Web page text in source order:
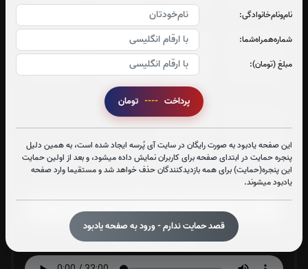
نام‌و‌نام‌خانوادگی:
شماره‌همراه‌شما:
مبلغ (تومان):
پرداخت ----
این صفحه یادبود به صورت رایگان در سایت آی پُرسه ایجاد شده است، به همین دلیل
پنجره حمایت در ابتدای صفحه برای کاربران نمایش داده میشود، و بعد از اولین حمایت
این پنجره(حمایت) برای همه بازدیدکنندگان حذف خواهد شد و مستقیما وارد صفحه
یادبود میشوند.
قصد حمایت ندارم - ورود به صفحه یادبود
جزء 25
0بار
جزء 26
بار
جزء 27
0بار
جزء 30
0بار
صوت جزء شماره 2